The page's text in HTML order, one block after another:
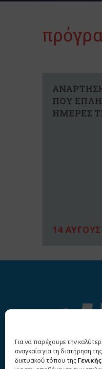
Για να παρέχουμε την
αναγκαία για τη διατήρηση
δικτυακού τόπου της
ΠΟΥ
ΗΜΕΡΕΣ
14